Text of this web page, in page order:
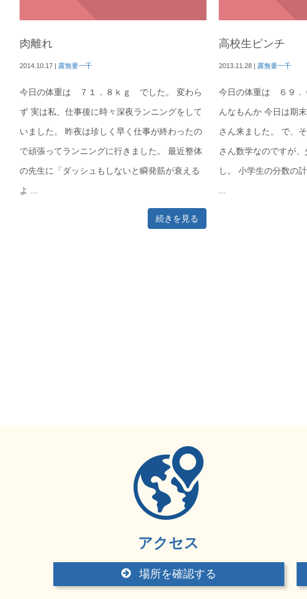
肉離れ
2014.10.17 | 露無要一千
今日の体重は ７１．８ｋｇ でした。 変わら
ず 実は私、仕事後に時々深夜ランニングをして
いました。 昨夜は珍しく早く仕事が終わったの
で頑張ってランニングに行きました。 最近整体
の先生に「ダッシュもしないと瞬発筋が衰える
よ ...
続きを見る
高校生ピンチ
2013.11.28| 露無要一千
今日の体重は ６９．
んなもんか 今日は期
さん来ました。 で、
さん数学なのですが
し。 小学生の分数の
アクセス
場所を確認する